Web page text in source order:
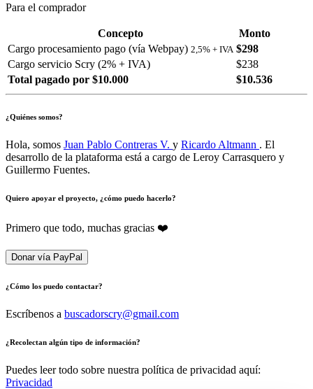
Para el comprador
Concepto
Monto
Cargo procesamiento pago (vía Webpay) 2,5% + IVA $298
Cargo servicio Scry (2% + IVA)
$238
Total pagado por $10.000
$10.536
¿Quiénes somos?
Hola, somos Juan Pablo Contreras V. y Ricardo Altmann . El
desarrollo de la plataforma está a cargo de Leroy Carrasquero y
Guillermo Fuentes.
Quiero apoyar el proyecto, ¿cómo puedo hacerlo?
Primero que todo, muchas gracias ❤️
Donar vía PayPal
¿Cómo los puedo contactar?
Escríbenos a buscadorscry@gmail.com
¿Recolectan algún tipo de información?
Puedes leer todo sobre nuestra política de privacidad aquí:
Privacidad